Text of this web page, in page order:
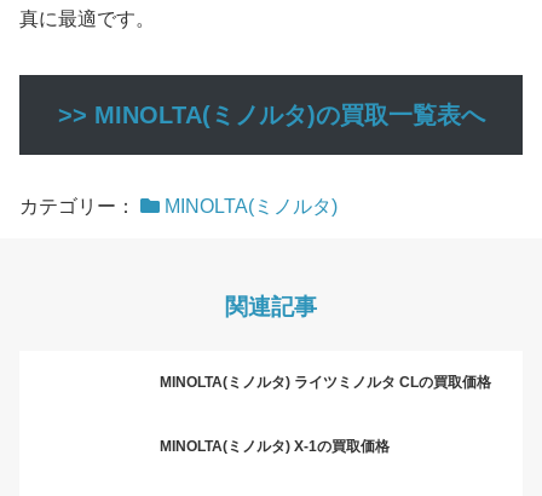
真に最適です。
>> MINOLTA(ミノルタ)の買取一覧表へ
カテゴリー： MINOLTA(ミノルタ)
関連記事
MINOLTA(ミノルタ) ライツミノルタ CLの買取価格
MINOLTA(ミノルタ) X-1の買取価格